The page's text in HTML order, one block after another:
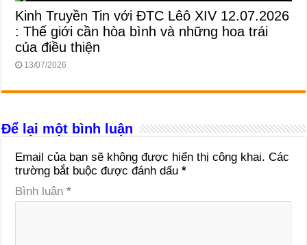
Kinh Truyền Tin với ĐTC Lêô XIV 12.07.2026
: Thế giới cần hòa bình và những hoa trái
của điều thiện
13/07/2026
Để lại một bình luận
Email của bạn sẽ không được hiển thị công khai. Các
trường bắt buộc được đánh dấu*
Bình luận*